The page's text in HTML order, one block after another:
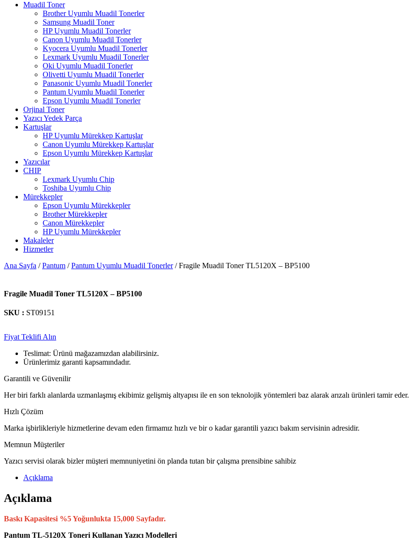
Muadil Toner
Brother Uyumlu Muadil Tonerler
Samsung Muadil Toner
HP Uyumlu Muadil Tonerler
Canon Uyumlu Muadil Tonerler
Kyocera Uyumlu Muadil Tonerler
Lexmark Uyumlu Muadil Tonerler
Oki Uyumlu Muadil Tonerler
Olivetti Uyumlu Muadil Tonerler
Panasonic Uyumlu Muadil Tonerler
Pantum Uyumlu Muadil Tonerler
Epson Uyumlu Muadil Tonerler
Orjinal Toner
Yazıcı Yedek Parça
Kartuşlar
HP Uyumlu Mürekkep Kartuşlar
Canon Uyumlu Mürekkep Kartuşlar
Epson Uyumlu Mürekkep Kartuşlar
Yazıcılar
CHIP
Lexmark Uyumlu Chip
Toshiba Uyumlu Chip
Mürekkepler
Epson Uyumlu Mürekkepler
Brother Mürekkepler
Canon Mürekkepler
HP Uyumlu Mürekkepler
Makaleler
Hizmetler
Ana Sayfa /Pantum /Pantum Uyumlu Muadil Tonerler/ Fragile Muadil Toner TL5120X – BP5100
Fragile Muadil Toner TL5120X – BP5100
SKU : ST09151
Fiyat Teklifi Alın
Teslimat: Ürünü mağazamızdan alabilirsiniz.
Ürünlerimiz garanti kapsamındadır.
Garantili ve Güvenilir
Her biri farklı alanlarda uzmanlaşmış ekibimiz gelişmiş altyapısı ile en son teknolojik yöntemleri baz alarak arızalı ürünleri tamir eder.
Hızlı Çözüm
Marka işbirlikleriyle hizmetlerine devam eden firmamız hızlı ve bir o kadar garantili yazıcı bakım servisinin adresidir.
Memnun Müşteriler
Yazıcı servisi olarak bizler müşteri memnuniyetini ön planda tutan bir çalışma prensibine sahibiz
Açıklama
Açıklama
Baskı Kapasitesi %5 Yoğunlukta 15,000 Sayfadır.
Pantum TL-5120X Toneri Kullanan Yazıcı Modelleri